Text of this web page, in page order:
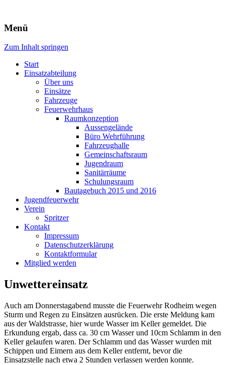
Freiwillige Feuerwehr Rodheim
v.d.H.
Menü
Zum Inhalt springen
Start
Einsatzabteilung
Über uns
Einsätze
Fahrzeuge
Feuerwehrhaus
Raumkonzeption
Aussengelände
Büro Wehrführung
Fahrzeughalle
Gemeinschaftsraum
Jugendraum
Sanitärräume
Schulungsraum
Bautagebuch 2015 und 2016
Jugendfeuerwehr
Verein
Spritzer
Kontakt
Impressum
Datenschutzerklärung
Kontaktformular
Mitglied werden
Unwettereinsatz
Auch am Donnerstagabend musste die Feuerwehr Rodheim wegen
Sturm und Regen zu Einsätzen ausrücken. Die erste Meldung kam
aus der Waldstrasse, hier wurde Wasser im Keller gemeldet. Die
Erkundung ergab, dass ca. 30 cm Wasser und 10cm Schlamm in den
Keller gelaufen waren. Der Schlamm und das Wasser wurden mit
Schippen und Eimern aus dem Keller entfernt, bevor die
Einsatzstelle nach etwa 2 Stunden verlassen werden konnte.